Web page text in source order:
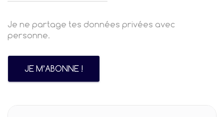
Je ne partage tes données privées avec
personne.